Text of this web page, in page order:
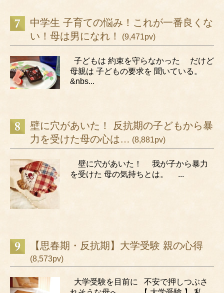
中学生 子育ての悩み！これが一番良くな
い！母は男になれ！
(9,471pv)
子どもは 約束を守らなかった だけど
母親は 子どもの要求を 聞いている。
&nbs...
壁に穴があいた！ 反抗期の子どもから暴
力を受けた母の心は… (8,881pv)
壁に穴があいた！ 我が子から暴力
を受けた 母の気持ちとは。 ...
【思春期・反抗期】大学受験 親の心得
(8,573pv)
大学受験を目前に 不安で押しつぶさ